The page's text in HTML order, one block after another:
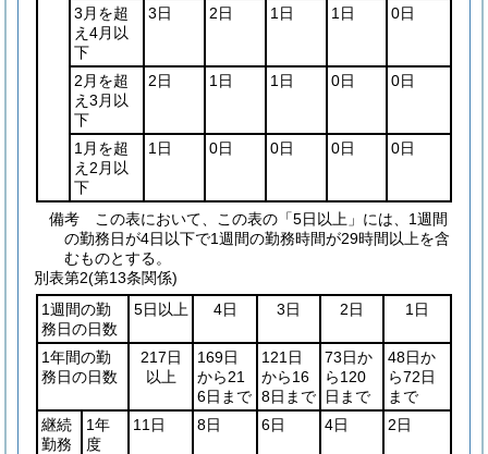
3月を超
え4月以
下
3日 2日 1日 1日 0日
2月を超
え3月以
下
2日 1日 1日 0日 0日
1月を超
え2月以
下
1日 0日 0日 0日 0日
備考 この表において、この表の「5日以上」には、1週間
の勤務日が4日以下で1週間の勤務時間が29時間以上を含
むものとする。
別表第2(第13条関係)
1週間の勤
務日の日数
5日以上 4日 3日 2日 1日
1年間の勤
務日の日数
217日
以上
169日
から21
6日まで
121日
から16
8日まで
73日か
ら120
日まで
48日か
ら72日
まで
継続
勤務
1年
度
11日 8日 6日 4日 2日